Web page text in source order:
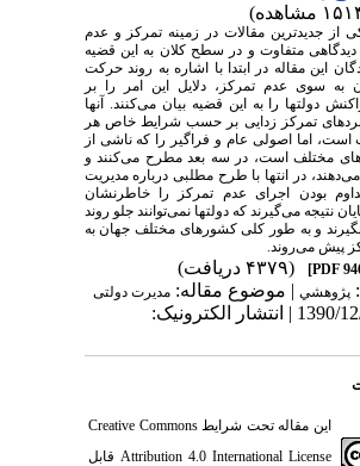
از جدیدترین مقالات در زمینه تمرکز و عدم
متفاوت و در سطح کلان به این قضیه
این مقاله در ابتدا با اشاره به روند حرکت
به سوی عدم تمرکز، دلایل این امر را بر
دولتها را به این قضیه بیان می‌کنند. آنها
تمرکز زدایی بر حسب شرایط خاص هر
اما اصولی عام و فراگیر را که ناشی از
مختلف است، در سه بعد مطرح می‌کنند و
در انتها با طرح مطلبی درباره مدیریت
بودن اجرای عدم تمرکز را خاطرنشان
نتیجه می‌گیرند که دولتها نمی‌توانند جلو روند
بگیرند و به طور کلی کشورهای مختلف جهان به
پیش می‌روند.
(۴۳۷۹ دریافت)
پژوهشي| موضوع مقاله: مدیرت دولتی
دریافت: 1390/12/17 | انتشار الکترونیک:
این مقاله تحت شرایطCreative Commons
Attribution 4.0 International License قابل